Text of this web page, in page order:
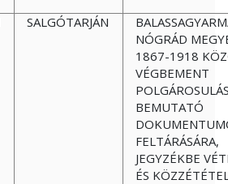
SALGÓTARJÁN
NÓGRÁD
1867-1918
VÉGBEMENT
BEMUTATÓ
FELTÁRÁSÁRA,
JEGYZÉKBE
ÉS